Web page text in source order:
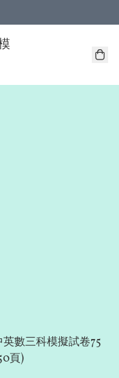
數三科模擬試卷75
頁)